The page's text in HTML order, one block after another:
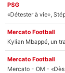
PSG
«Détester à vie»,
Mercato Football
Kylian Mbappé, un
Mercato Football